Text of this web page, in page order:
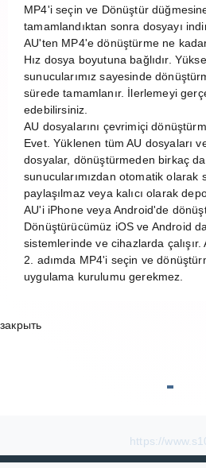
MP4'i seçin ve Dönüştür
tamamlandıktan sonra dosyayı
AU'ten MP4'e dönüştürme ne
Hız dosya boyutuna bağlıdır.
sunucularımız sayesinde
sürede tamamlanır. İlerlemeyi
edebilirsiniz.
AU dosyalarını çevrimiçi
Evet. Yüklenen tüm AU dosyaları
dosyalar, dönüştürmeden birkaç
sunucularımızdan otomatik olarak
paylaşılmaz veya kalıcı olarak
AU'i iPhone veya Android'de
Dönüştürücümüz iOS ve Android
sistemlerinde ve cihazlarda çalışır.
2. adımda MP4'i seçin ve
uygulama kurulumu gerekmez.
закрыть
https://